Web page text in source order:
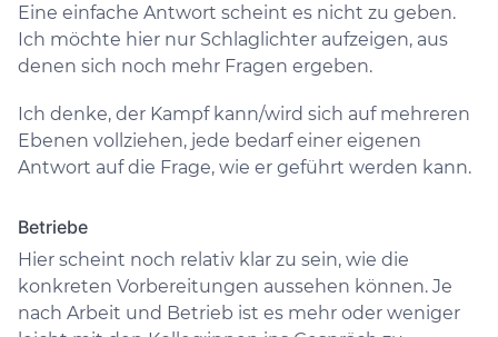
Eine einfache Antwort scheint es nicht zu geben.
Ich möchte hier nur Schlaglichter aufzeigen, aus
denen sich noch mehr Fragen ergeben.
Ich denke, der Kampf kann/wird sich auf mehreren
Ebenen vollziehen, jede bedarf einer eigenen
Antwort auf die Frage, wie er geführt werden kann.
Betriebe
Hier scheint noch relativ klar zu sein, wie die
konkreten Vorbereitungen aussehen können. Je
nach Arbeit und Betrieb ist es mehr oder weniger